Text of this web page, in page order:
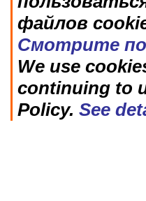
файлов
Смотрите
We use
continuing to
Policy. See